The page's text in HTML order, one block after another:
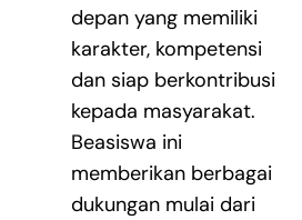
depan yang memiliki
karakter, kompetensi
dan siap berkontribusi
kepada masyarakat.
Beasiswa ini
memberikan berbagai
dukungan mulai dari